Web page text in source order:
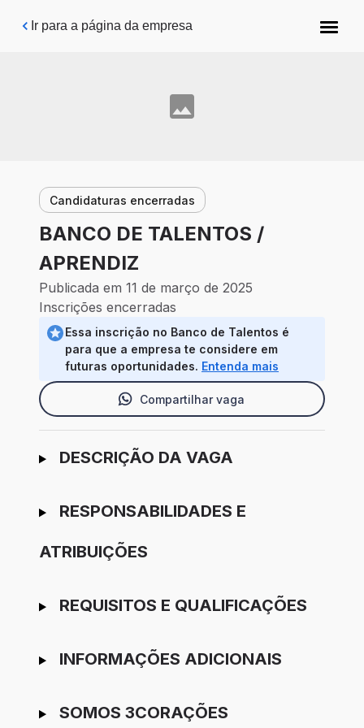
Pular para o conteúdo principal
Ir para a página da empresa
Candidaturas encerradas
BANCO DE TALENTOS /
APRENDIZ
Publicada em 11 de março de 2025
Inscrições encerradas
Essa inscrição no Banco de Talentos é
para que a empresa te considere em
futuras oportunidades. Entenda mais
Compartilhar vaga
Ir para candidatura
DESCRIÇÃO DA VAGA
RESPONSABILIDADES E
ATRIBUIÇÕES
REQUISITOS E QUALIFICAÇÕES
INFORMAÇÕES ADICIONAIS
SOMOS 3CORAÇÕES